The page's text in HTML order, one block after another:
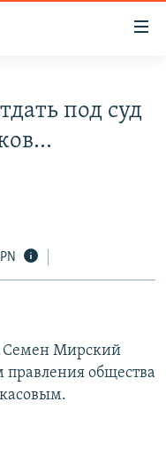
под суд
Семен Мирский
правления общества